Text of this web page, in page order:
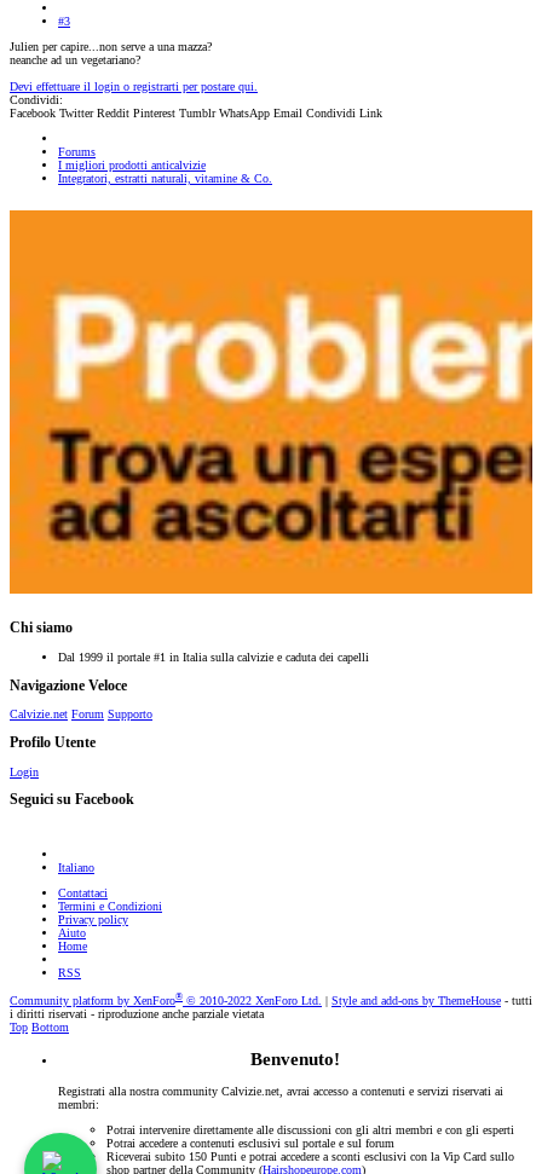
#3
Julien per capire...non serve a una mazza?
neanche ad un vegetariano?
Devi effettuare il login o registrarti per postare qui.
Condividi:
Facebook Twitter Reddit Pinterest Tumblr WhatsApp Email Condividi Link
Forums
I migliori prodotti anticalvizie
Integratori, estratti naturali, vitamine & Co.
Chi siamo
Dal 1999 il portale #1 in Italia sulla calvizie e caduta dei capelli
Navigazione Veloce
Calvizie.net Forum Supporto
Profilo Utente
Login
Seguici su Facebook
Italiano
Contattaci
Termini e Condizioni
Privacy policy
Aiuto
Home
RSS
Community platform by XenForo® © 2010-2022 XenForo Ltd. Style and add-ons by ThemeHouse - tutti
i diritti riservati - riproduzione anche parziale vietata
Top Bottom
Benvenuto!
Registrati alla nostra community Calvizie.net, avrai accesso a contenuti e servizi riservati ai
membri:
Potrai intervenire direttamente alle discussioni con gli altri membri e con gli esperti
Potrai accedere a contenuti esclusivi sul portale e sul forum
Riceverai subito 150 Punti e potrai accedere a sconti esclusivi con la Vip Card sullo
shop partner della Community (Hairshopeurope.com)